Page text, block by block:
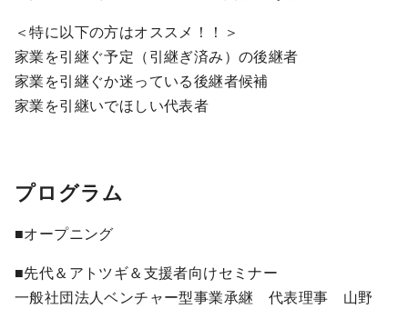
＜特に以下の方はオススメ！！＞
家業を引継ぐ予定（引継ぎ済み）の後継者
家業を引継ぐか迷っている後継者候補
家業を引継いでほしい代表者
プログラム
■オープニング
■先代＆アトツギ＆支援者向けセミナー
一般社団法人ベンチャー型事業承継 代表理事 山野